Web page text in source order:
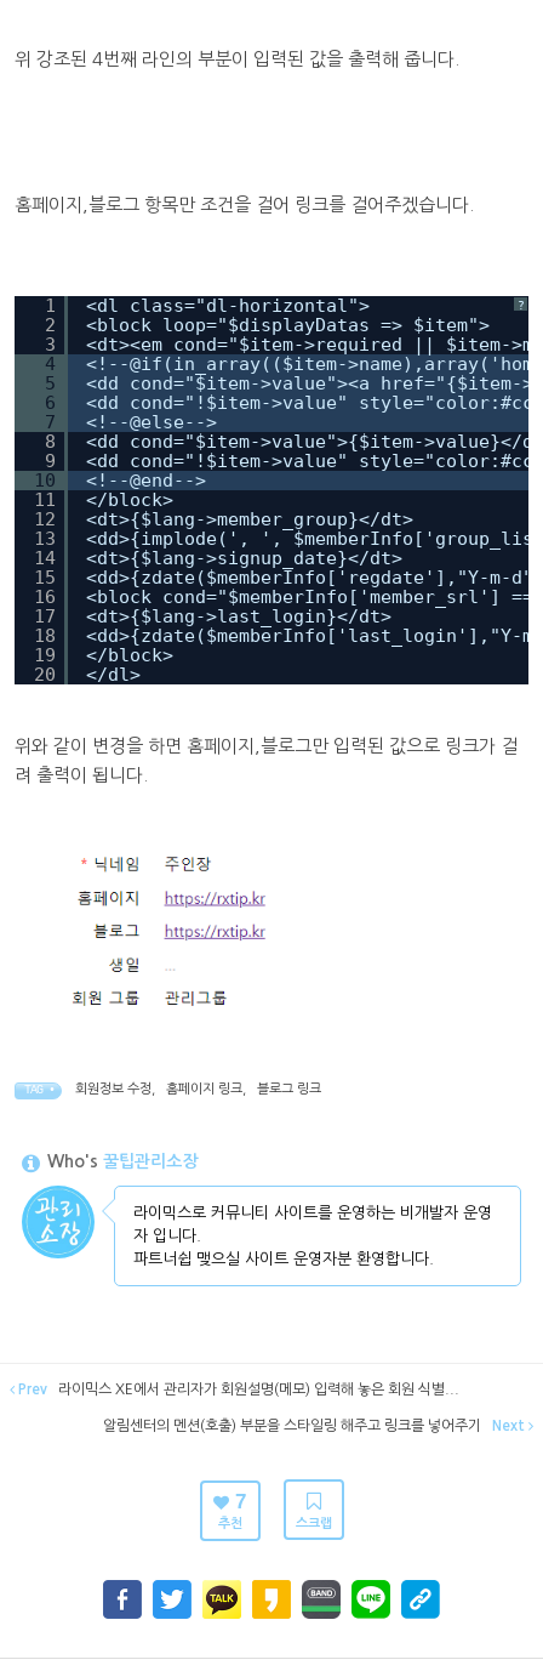
위 강조된 4번째 라인의 부분이 입력된 값을 출력해 줍니다.
홈페이지,블로그 항목만 조건을 걸어 링크를 걸어주겠습니다.
?
1
2
3
4
5
6
7
8
9
10
11
12
13
14
15
16
17
18
19
20
<dl class="dl-horizontal">
<block loop="$displayDatas => $item">
<dt><em cond="$item->required || $item-
<!--@if(in_array(($item-
<dd cond="$item->value"><a href="{$item-
<dd cond="!$item->value"
<!--@else-->
<dd cond="$item->value">{$item->value}</
<dd cond="!$item->value"
<!--@end-->
</block>
<dt>{$lang->member_group}</dt>
<dd>{implode(', ',
<dt>{$lang->signup_date}</dt>
<dd>{zdate($memberInfo['regdate'],"Y-m-
<block cond="$memberInfo['member_srl']
<dt>{$lang->last_login}</dt>
<dd>{zdate($memberInfo['last_login'],"Y-
</block>
</dl>
위와 같이 변경을 하면 홈페이지,블로그만 입력된 값으로 링크가 걸
려 출력이 됩니다.
TAG • 회원정보 수정 홈페이지 링크 블로그 링크
Who's 꿀팁관리소장
라이믹스로 커뮤니티 사이트를 운영하는 비개발자 운영
자 입니다.
파트너쉽 맺으실 사이트 운영자분 환영합니다.
Prev 라이믹스 XE에서 관리자가 회원설명(메모) 입력해 놓은 회원 식별...
알림센터의 멘션(호출) 부분을 스타일링 해주고 링크를 넣어주기 Next
7
추천 스크랩